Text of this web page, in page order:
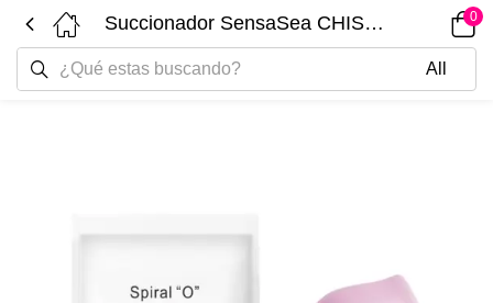
Succionador SensaSea CHISA CN-534330151 0